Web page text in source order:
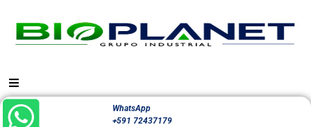
WhatsApp
+591 72437179